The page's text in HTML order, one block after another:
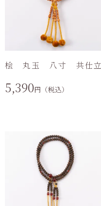
桧 丸玉 八寸 共仕立
5,390円（税込）